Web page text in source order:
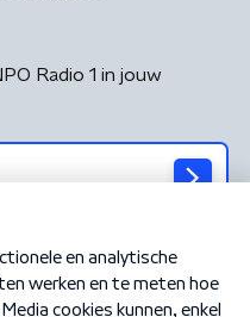
Radio 1 in jouw